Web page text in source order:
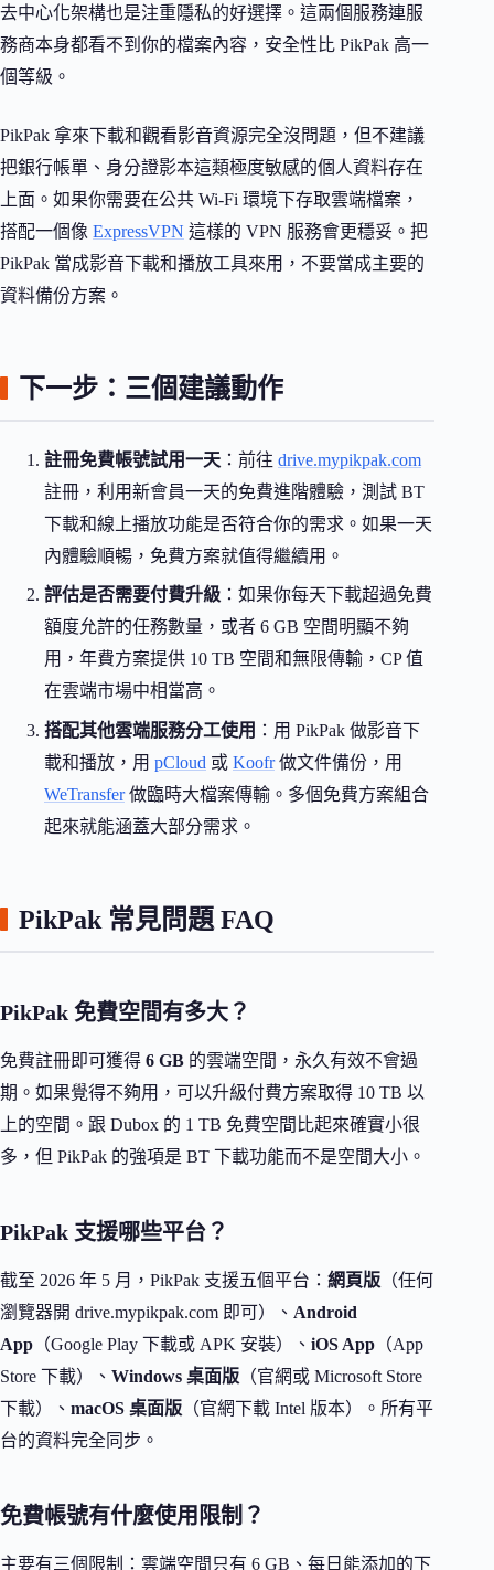
去中心化架構也是注重隱私的好選擇。這兩個服務連服
務商本身都看不到你的檔案內容，安全性比 PikPak 高一
個等級。
PikPak 拿來下載和觀看影音資源完全沒問題，但不建議
把銀行帳單、身分證影本這類極度敏感的個人資料存在
上面。如果你需要在公共 Wi-Fi 環境下存取雲端檔案，
搭配一個像 ExpressVPN 這樣的 VPN 服務會更穩妥。把
PikPak 當成影音下載和播放工具來用，不要當成主要的
資料備份方案。
下一步：三個建議動作
註冊免費帳號試用一天 ：前往 drive.mypikpak.com
註冊，利用新會員一天的免費進階體驗，測試 BT
下載和線上播放功能是否符合你的需求。如果一天
內體驗順暢，免費方案就值得繼續用。
評估是否需要付費升級 ：如果你每天下載超過免費
額度允許的任務數量，或者 6 GB 空間明顯不夠
用，年費方案提供 10 TB 空間和無限傳輸，CP 值
在雲端市場中相當高。
搭配其他雲端服務分工使用 ：用 PikPak 做影音下
載和播放，用 pCloud 或 Koofr做文件備份，用
WeTransfer做臨時大檔案傳輸。多個免費方案組合
起來就能涵蓋大部分需求。
PikPak 常見問題 FAQ
PikPak 免費空間有多大？
免費註冊即可獲得 6 GB 的雲端空間，永久有效不會過
期。如果覺得不夠用，可以升級付費方案取得 10 TB 以
上的空間。跟 Dubox 的 1 TB 免費空間比起來確實小很
多，但 PikPak 的強項是 BT 下載功能而不是空間大小。
PikPak 支援哪些平台？
截至 2026 年 5 月，PikPak 支援五個平台： 網頁版 （任何
瀏覽器開 drive.mypikpak.com 即可）、 Android
App （Google Play 下載或 APK 安裝）、 iOS App （App
Store 下載）、 Windows 桌面版 （官網或 Microsoft Store
下載）、 macOS 桌面版 （官網下載 Intel 版本）。所有平
台的資料完全同步。
免費帳號有什麼使用限制？
主要有三個限制：雲端空間只有 6 GB、每日能添加的下